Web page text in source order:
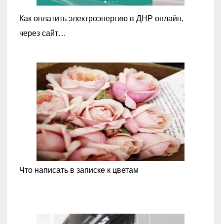
Как оплатить электроэнергию в ДНР онлайн,
через сайт…
Что написать в записке к цветам